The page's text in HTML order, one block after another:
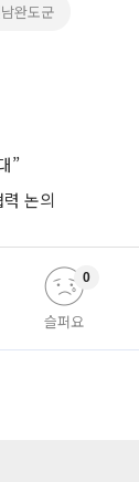
완도군
”
논의
슬퍼요
0